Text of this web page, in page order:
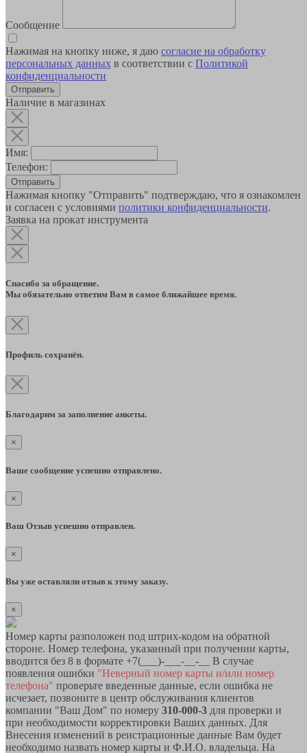
Сообщение
Нажимая на кнопку ниже, я даю согласие на обработку
персональных данных в соответствии с Политикой
конфиденциальности
Наличие в магазинах
Имя:
Телефон:
Отправить
Нажимая кнопку "Отправить" подтверждаю, что я ознакомлен
и согласен с условиями политики конфиденциальности.
Заявка на прокат инструмента
Спасибо за обращение.
Мы обязательно ответим Вам в самое ближайшее время.
Профиль сохранён.
Благодарим за заполнение анкеты.
×
Ваше сообщение успешно отправлено.
×
Ваш Отзыв успешно отправлен.
×
Вы уже оставляли отзыв к этому заказу.
×
Номер карты разположен под штрих-кодом на обратной
стороне. Номер телефона, указанный при получении карты,
вводится без 8 в формате +7(___)-___-__-__ В случае
появления ошибки "Неверный номер карты и/или номер
телефона" проверьте введенные данные, если ошибка не
исчезает, позвоните в центр обслуживания клиентов
компании "Ваш Дом" по номеру 310-000-3 для проверки и
при необходимости корректировки Ваших данных. Для
Внесения изменений в реистрационные данные Вам будет
необходимо назвать номер карты и Ф.И.О. владельца. На